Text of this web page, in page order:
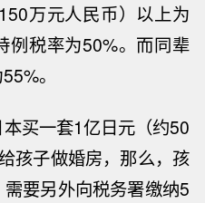
150万元人民币）以上为
例税率为50%。而同辈
55%。
买一套1亿日元（约50
孩子做婚房，那么，孩
要另外向税务署缴纳5